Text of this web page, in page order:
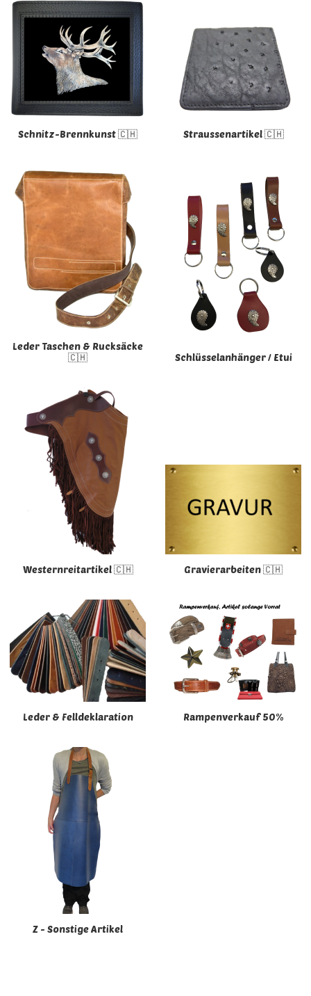
Schnitz-Brennkunst 🇨🇭 Straussenartikel 🇨🇭
Leder Taschen & Rucksäcke
🇨🇭
Schlüsselanhänger / Etui
Westernreitartikel 🇨🇭 Gravierarbeiten 🇨🇭
Leder & Felldeklaration Rampenverkauf 50%
Z - Sonstige Artikel